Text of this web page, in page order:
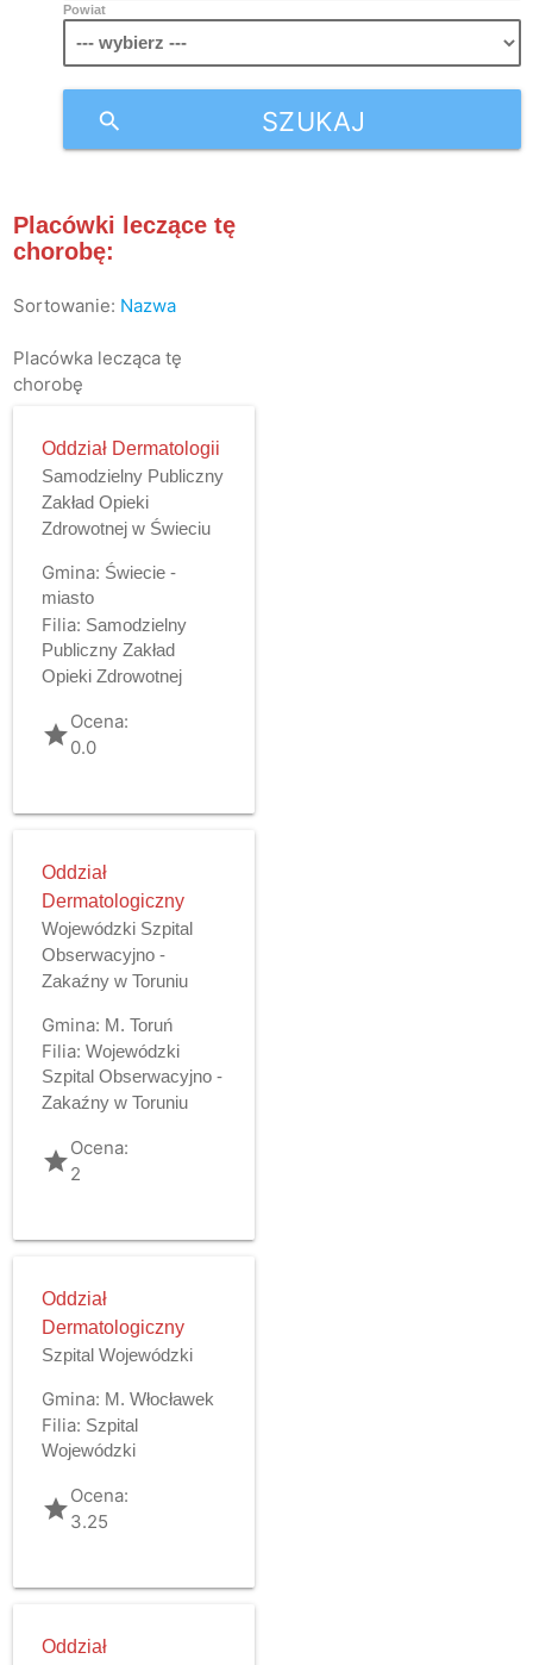
Powiat
SZUKAJ
search
Placówki leczące tę
chorobę:
Sortowanie: Nazwa
Placówka lecząca tę
chorobę
Oddział Dermatologii
Samodzielny Publiczny
Zakład Opieki
Zdrowotnej w Świeciu
Gmina: Świecie -
miasto
Filia: Samodzielny
Publiczny Zakład
Opieki Zdrowotnej
gradeOcena:
0.0
Oddział
Dermatologiczny
Wojewódzki Szpital
Obserwacyjno -
Zakaźny w Toruniu
Gmina: M. Toruń
Filia: Wojewódzki
Szpital Obserwacyjno -
Zakaźny w Toruniu
gradeOcena:
2
Oddział
Dermatologiczny
Szpital Wojewódzki
Gmina: M. Włocławek
Filia: Szpital
Wojewódzki
gradeOcena:
3.25
Oddział